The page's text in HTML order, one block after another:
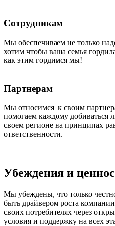
Сотрудникам
Мы обеспечиваем не только
хотим чтобы ваша семья
как этим гордимся мы!
Партнерам
Мы относимся к своим
помогаем каждому добиваться
своем регионе на принципах
ответственности.
Убеждения и
Мы убеждены, что только
быть драйвером роста
своих потребителях через
условия и поддержку на всех